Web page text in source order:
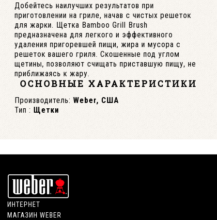
Добейтесь наилучших результатов при
приготовлении на гриле, начав с чистых решеток
для жарки. Щетка Bamboo Grill Brush
предназначена для легкого и эффективного
удаления пригоревшей пищи, жира и мусора с
решеток вашего гриля. Скошенные под углом
щетины, позволяют счищать приставшую пищу, не
приближаясь к жару.
ОСНОВНЫЕ ХАРАКТЕРИСТИКИ
Производитель: Weber, США
Тип : Щетки
ИНТЕРНЕТ
МАГАЗИН WEBER